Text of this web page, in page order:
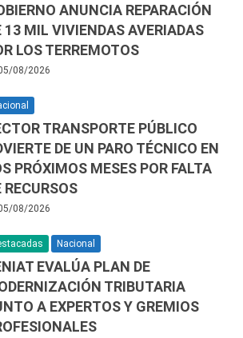
ANUNCIA REPARACIÓN
13 MIL VIVIENDAS AVERIADAS
LOS TERREMOTOS
08/2026
TRANSPORTE PÚBLICO
DE UN PARO TÉCNICO EN
PRÓXIMOS MESES POR FALTA
RECURSOS
08/2026
Nacional
EVALÚA PLAN DE
TRIBUTARIA
A EXPERTOS Y GREMIOS